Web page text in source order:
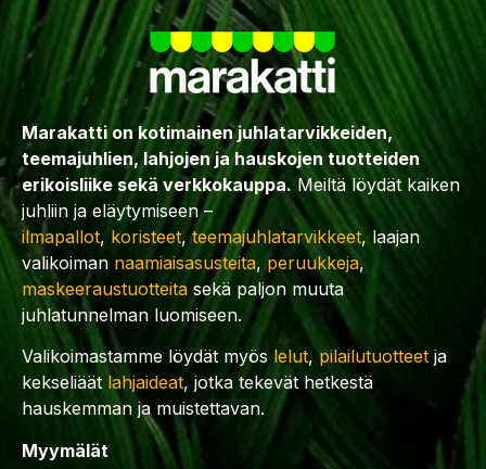
Marakatti on kotimainen juhlatarvikkeiden,
teemajuhlien, lahjojen ja hauskojen tuotteiden
erikoisliike sekä verkkokauppa. Meiltä löydät kaiken
juhliin ja eläytymiseen –
ilmapallot, koristeet,teemajuhlatarvikkeet, laajan
valikoiman naamiaisasusteita, peruukkeja,
maskeeraustuotteita sekä paljon muuta
juhlatunnelman luomiseen.
Valikoimastamme löydät myös lelut,pilailutuotteet ja
kekseliäät lahjaideat, jotka tekevät hetkestä
hauskemman ja muistettavan.
Myymälät